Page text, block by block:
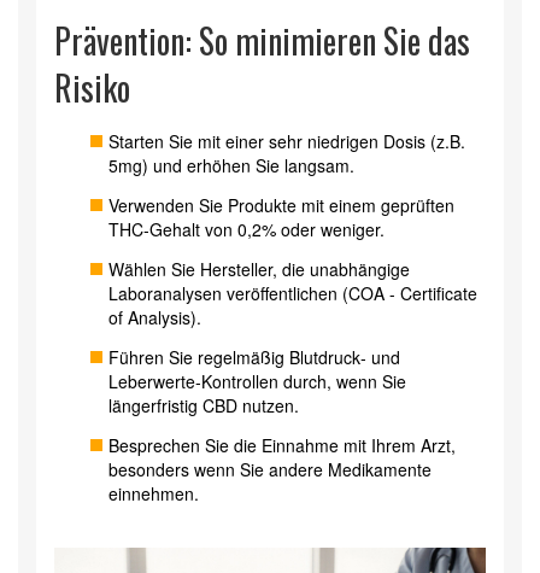
Prävention: So minimieren Sie das
Risiko
Starten Sie mit einer sehr niedrigen Dosis (z.B.
5mg) und erhöhen Sie langsam.
Verwenden Sie Produkte mit einem geprüften
THC‑Gehalt von 0,2% oder weniger.
Wählen Sie Hersteller, die unabhängige
Laboranalysen veröffentlichen (COA - Certificate
of Analysis).
Führen Sie regelmäßig Blutdruck‑ und
Leberwerte‑Kontrollen durch, wenn Sie
längerfristig CBD nutzen.
Besprechen Sie die Einnahme mit Ihrem Arzt,
besonders wenn Sie andere Medikamente
einnehmen.